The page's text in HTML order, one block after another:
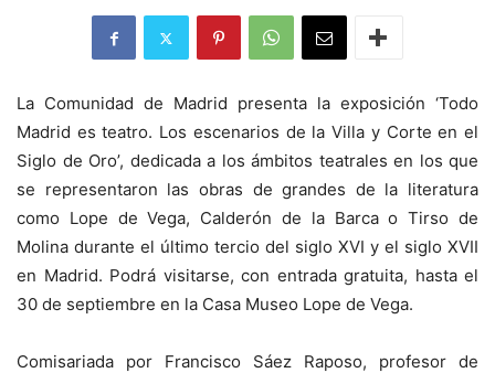
La Comunidad de Madrid presenta la exposición ‘Todo
Madrid es teatro. Los escenarios de la Villa y Corte en el
Siglo de Oro’, dedicada a los ámbitos teatrales en los que
se representaron las obras de grandes de la literatura
como Lope de Vega, Calderón de la Barca o Tirso de
Molina durante el último tercio del siglo XVI y el siglo XVII
en Madrid. Podrá visitarse, con entrada gratuita, hasta el
30 de septiembre en la Casa Museo Lope de Vega.
Comisariada por Francisco Sáez Raposo, profesor de